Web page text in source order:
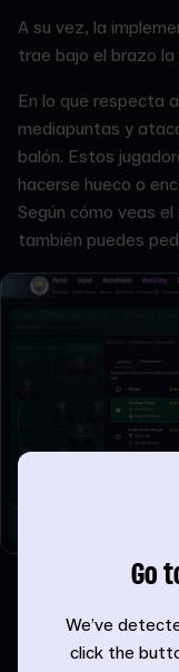
A su vez, la
trae bajo el brazo la
En lo que respecta
mediapuntas y
balón. Estos
hacerse hueco o
Según cómo veas
también puedes
Lo más útil que
lugares del campo
Go
We’ve
click the